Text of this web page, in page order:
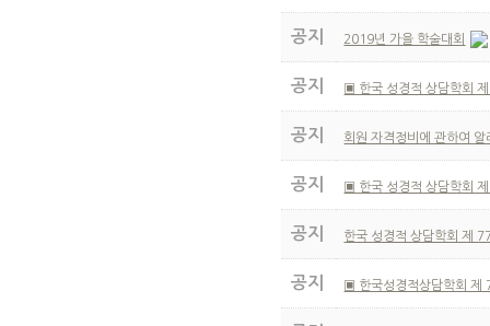
공지 2019년 가을 학술대회
공지 ▣ 한국 성경적 상담학회
공지 회원 자격정비에 관하여
공지 ▣ 한국 성경적 상담학회
공지 한국 성경적 상담학회 제
공지 ▣ 한국성경적상담학회 제